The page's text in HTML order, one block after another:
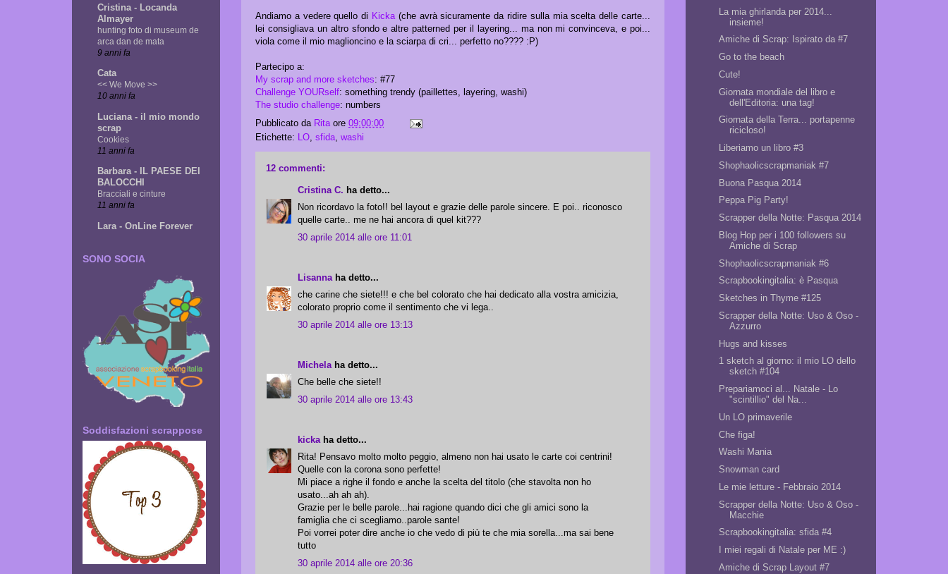
Andiamo a vedere quello di Kicka(che avrà sicuramente da ridire sulla mia scelta delle carte...
lei consigliava un altro sfondo e altre patterned per il layering... ma non mi convinceva, e poi...
viola come il mio maglioncino e la sciarpa di cri... perfetto no???? :P)
Partecipo a:
My scrap and more sketches: #77
Challenge YOURself: something trendy (paillettes, layering, washi)
The studio challenge: numbers
Pubblicato da Rita ore 09:00:00
Etichette: LO sfida washi
12 commenti:
Cristina C. ha detto...
Non ricordavo la foto!! bel layout e grazie delle parole sincere. E poi.. riconosco
quelle carte.. me ne hai ancora di quel kit???
30 aprile 2014 alle ore 11:01
Lisanna ha detto...
che carine che siete!!! e che bel colorato che hai dedicato alla vostra amicizia,
colorato proprio come il sentimento che vi lega..
30 aprile 2014 alle ore 13:13
Michela ha detto...
Che belle che siete!!
30 aprile 2014 alle ore 13:43
kicka ha detto...
Rita! Pensavo molto molto peggio, almeno non hai usato le carte coi centrini!
Quelle con la corona sono perfette!
Mi piace a righe il fondo e anche la scelta del titolo (che stavolta non ho
usato...ah ah ah).
Grazie per le belle parole...hai ragione quando dici che gli amici sono la
famiglia che ci scegliamo..parole sante!
Poi vorrei poter dire anche io che vedo di più te che mia sorella...ma sai bene
tutto
30 aprile 2014 alle ore 20:36
Cristina - Locanda
Almayer
hunting foto di museum de
arca dan de mata
9 anni fa
Cata
<< We Move >>
10 anni fa
Luciana - il mio mondo
scrap
Cookies
11 anni fa
Barbara - IL PAESE DEI
BALOCCHI
Bracciali e cinture
11 anni fa
Lara - OnLine Forever
SONO SOCIA
Soddisfazioni scrappose
La mia ghirlanda per 2014...
insieme!
Amiche di Scrap: Ispirato da #7
Go to the beach
Cute!
Giornata mondiale del libro e
dell'Editoria: una tag!
Giornata della Terra... portapenne
ricicloso!
Liberiamo un libro #3
Shophaolicscrapmaniak #7
Buona Pasqua 2014
Peppa Pig Party!
Scrapper della Notte: Pasqua 2014
Blog Hop per i 100 followers su
Amiche di Scrap
Shophaolicscrapmaniak #6
Scrapbookingitalia: è Pasqua
Sketches in Thyme #125
Scrapper della Notte: Uso & Oso -
Azzurro
Hugs and kisses
1 sketch al giorno: il mio LO dello
sketch #104
Prepariamoci al... Natale - Lo
"scintillio" del Na...
Un LO primaverile
Che figa!
Washi Mania
Snowman card
Le mie letture - Febbraio 2014
Scrapper della Notte: Uso & Oso -
Macchie
Scrapbookingitalia: sfida #4
I miei regali di Natale per ME :)
Amiche di Scrap Layout #7